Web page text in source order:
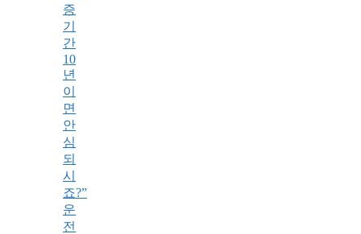
증
기
간
10
년
이
면
안
심
되
시
죠?”
운
전